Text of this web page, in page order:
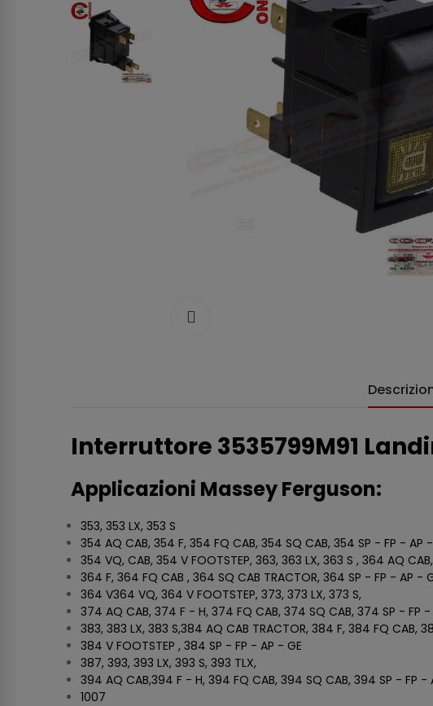
Interruttore 3535799M91
Applicazioni Massey Ferguson:
353, 353 LX, 353 S
354 AQ CAB, 354 F, 354 FQ CAB, 354 SQ CAB, 354 SP - FP - AP
354 VQ, CAB, 354 V FOOTSTEP, 363, 363 LX, 363 S , 364 AQ CAB,
364 F, 364 FQ CAB , 364 SQ CAB TRACTOR, 364 SP - FP - AP -
364 V364 VQ, 364 V FOOTSTEP, 373, 373 LX, 373 S,
374 AQ CAB, 374 F - H, 374 FQ CAB, 374 SQ CAB, 374 SP - FP
383, 383 LX, 383 S,384 AQ CAB TRACTOR, 384 F, 384 FQ CAB,
384 V FOOTSTEP , 384 SP - FP - AP - GE
387, 393, 393 LX, 393 S, 393 TLX,
394 AQ CAB,394 F - H, 394 FQ CAB, 394 SQ CAB, 394 SP - FP
1007